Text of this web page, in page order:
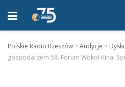
Polskie Radio Rzeszów >Audycje >
gospodarzem 58. Forum Wokół Kina.